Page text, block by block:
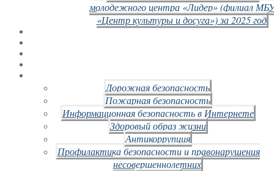
молодежного центра «Лидер» (филиал
«Центр культуры и досуга») за 2025 год
Дорожная безопасность
Пожарная безопасность
Информационная безопасность в Интернете
Здоровый образ жизни
Антикоррупция
Профилактика безопасности и правонарушения
несовершеннолетних